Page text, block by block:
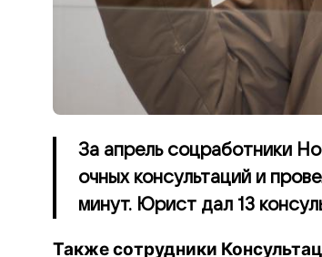
За апрель соцработники
очных консультаций и
минут. Юрист дал 13
Также сотрудники